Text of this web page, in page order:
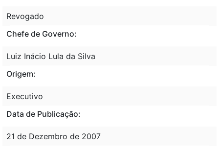
Revogado
Chefe de Governo:
Luiz Inácio Lula da Silva
Origem:
Executivo
Data de Publicação:
21 de Dezembro de 2007